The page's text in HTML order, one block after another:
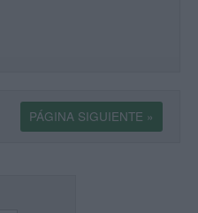
PÁGINA SIGUIENTE »